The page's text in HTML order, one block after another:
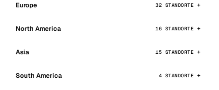
Europe 32 STANDORTE
North America 16 STANDORTE
Asia 15 STANDORTE
South America 4 STANDORTE